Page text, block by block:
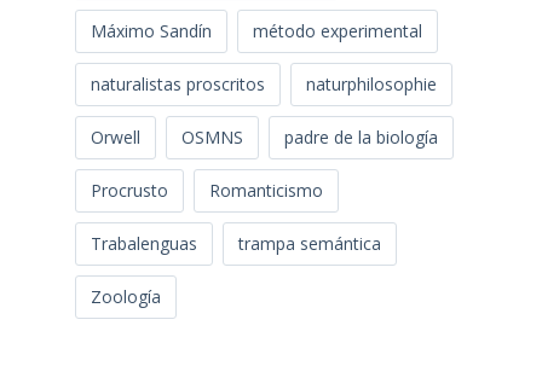
Máximo Sandín método experimental
naturalistas proscritos naturphilosophie
Orwell OSMNS padre de la biología
Procrusto Romanticismo
Trabalenguas trampa semántica
Zoología